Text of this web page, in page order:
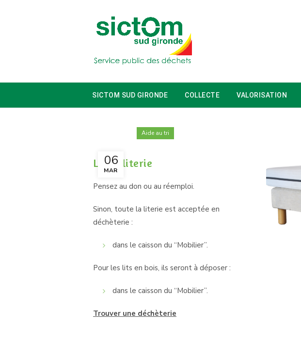
SICTOM SUD GIRONDE COLLECTE VALORISATION
06
MAR
Aide au tri
Lit et literie
Pensez au don ou au réemploi.
Sinon, toute la literie est acceptée en
déchèterie :
dans le caisson du “Mobilier”.
Pour les lits en bois, ils seront à déposer :
dans le caisson du “Mobilier”.
Trouver une déchèterie